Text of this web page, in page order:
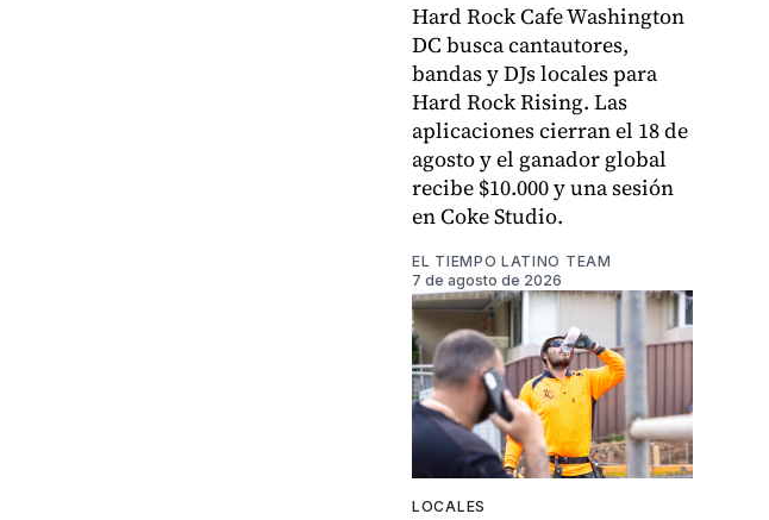
Hard Rock Cafe Washington
DC busca cantautores,
bandas y DJs locales para
Hard Rock Rising. Las
aplicaciones cierran el 18 de
agosto y el ganador global
recibe $10.000 y una sesión
en Coke Studio.
EL TIEMPO LATINO TEAM
7 de agosto de 2026
LOCALES